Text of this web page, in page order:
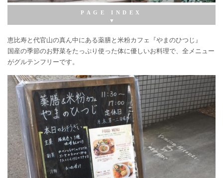
恵比寿と代官山の真ん中にある薬膳と米粉カフェ『やまのひつじ』
国産の季節のお野菜をたっぷり使った体に優しいお料理で、全メニュー
がグルテンフリーです。
薬膳&米粉カフェ やまの ひつじ